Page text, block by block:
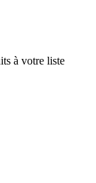
à votre liste